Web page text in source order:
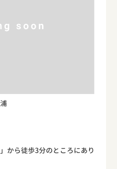
から徒歩3分のところにあり